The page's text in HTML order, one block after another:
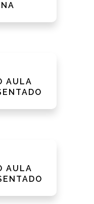
AULA
AULA